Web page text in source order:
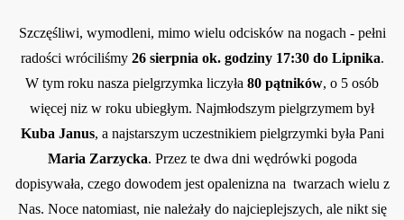
Szczęśliwi, wymodleni, mimo wielu odcisków na nogach - pełni
radości wróciliśmy 26 sierpnia ok. godziny 17:30 do Lipnika.
W tym roku nasza pielgrzymka liczyła 80 pątników, o 5 osób
więcej niz w roku ubiegłym. Najmłodszym pielgrzymem był
Kuba Janus, a najstarszym uczestnikiem pielgrzymki była Pani
Maria Zarzycka. Przez te dwa dni wędrówki pogoda
dopisywała, czego dowodem jest opalenizna na twarzach wielu z
Nas. Noce natomiast, nie należały do najcieplejszych, ale nikt się